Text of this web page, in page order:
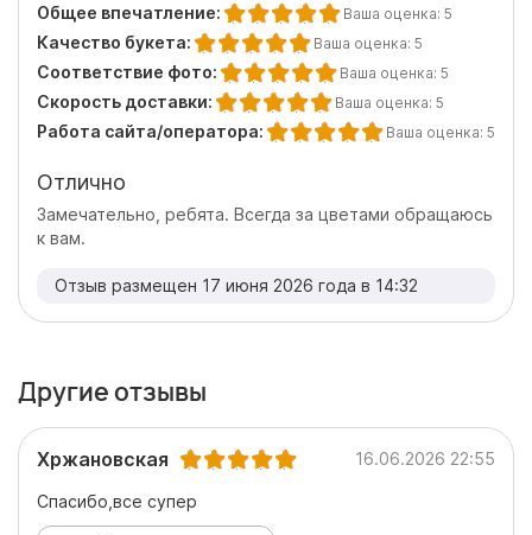
Общее впечатление: Ваша оценка: 5
Качество букета: Ваша оценка: 5
Соответствие фото: Ваша оценка: 5
Скорость доставки: Ваша оценка: 5
Работа сайта/оператора: Ваша оценка: 5
Отлично
Замечательно, ребята. Всегда за цветами обращаюсь
к вам.
Отзыв размещен 17 июня 2026 года в 14:32
Другие отзывы
Хржановская 16.06.2026 22:55
Спасибо,все супер